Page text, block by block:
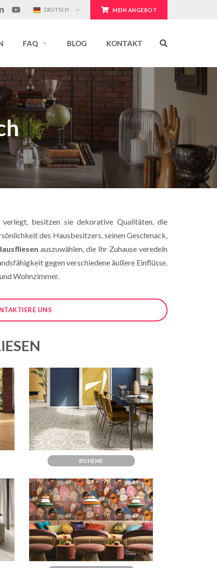
DEUTSCH MEIN ANGEBOT
FAQ BLOG KONTAKT
besitzen sie dekorative Qualitäten, die
des Hausbesitzers, seinen Geschmack,
auszuwählen, die Ihr Zuhause veredeln
gegen verschiedene äußere Einflüsse.
Wohnzimmer.
UNS
BOHÈME